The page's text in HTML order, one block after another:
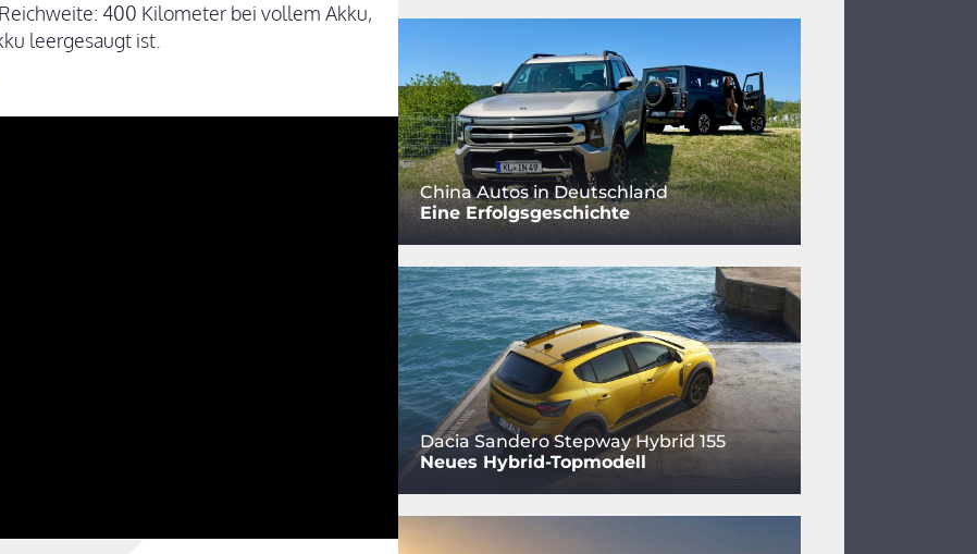
400 Kilometer bei vollem Akku,
leergesaugt ist.
China Autos in Deutschland
Eine Erfolgsgeschichte
Dacia Sandero Stepway Hybrid 155
Neues Hybrid-Topmodell